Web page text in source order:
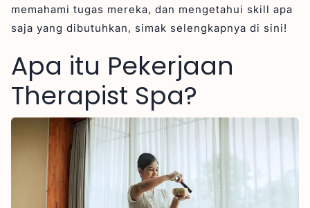
memahami tugas mereka, dan mengetahui skill apa
saja yang dibutuhkan, simak selengkapnya di sini!
Apa itu Pekerjaan
Therapist Spa?